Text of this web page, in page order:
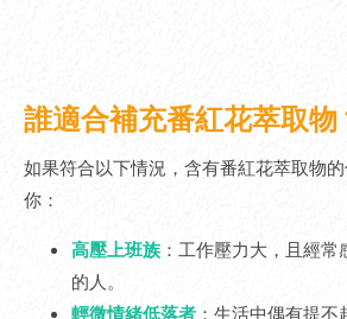
誰適合補充番紅花萃取物
如果符合以下情況，含有番紅花萃取物
你：
高壓上班族 ：工作壓力大，且經
的人。
輕微情緒低落者 ：生活中偶有提